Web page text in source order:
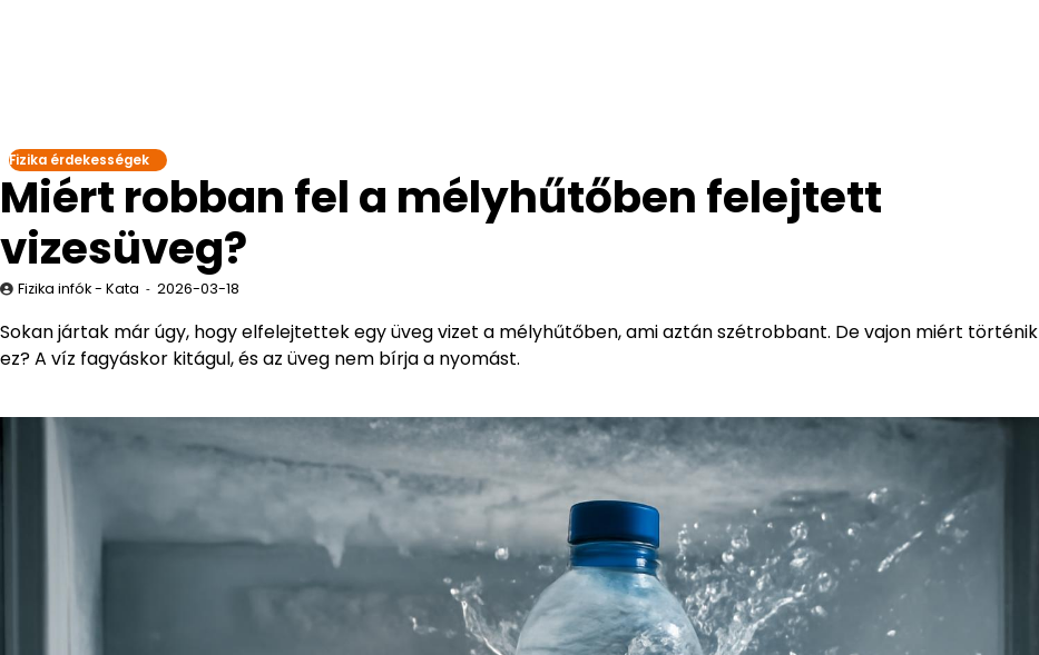
Fizika érdekességek
Miért robban fel a mélyhűtőben felejtett
vizesüveg?
Fizika infók - Kata 2026-03-18
Sokan jártak már úgy, hogy elfelejtettek egy üveg vizet a mélyhűtőben, ami aztán szétrobbant. De vajon miért történik
ez? A víz fagyáskor kitágul, és az üveg nem bírja a nyomást.